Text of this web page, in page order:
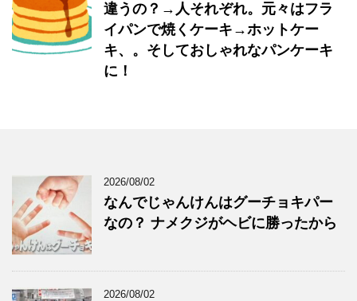
違うの？→人それぞれ。元々はフラ
イパンで焼くケーキ→ホットケー
キ、。そしておしゃれなパンケーキ
に！
2026/08/02
なんでじゃんけんはグーチョキパー
なの？ ナメクジがヘビに勝ったから
2026/08/02